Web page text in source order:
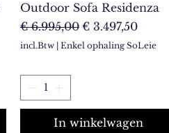
Outdoor Sofa Residenza
Normale prijs
€ 6.995,00 Verkoopprijs
€ 3.497,50
incl.Btw | Enkel ophaling SoLeie
In winkelwagen